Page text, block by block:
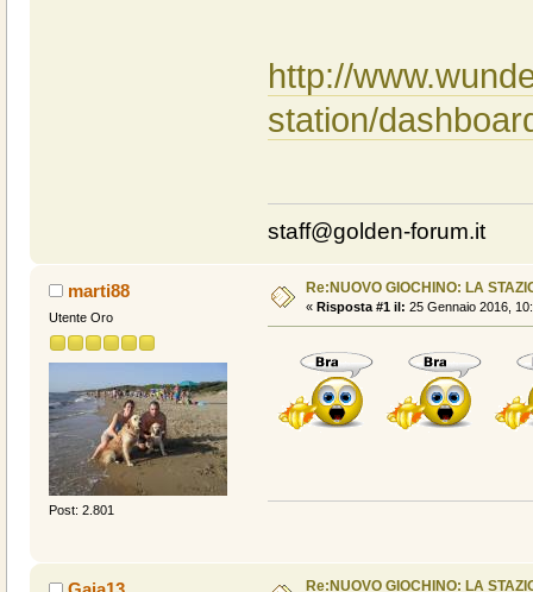
http://
station/
staff@golden-forum.it
marti88
Utente Oro
Post: 2.801
Re:NUOVO GIOCHINO: LA
« Risposta #1 il: 25 Gennaio 2016,
Re:NUOVO GIOCHINO: LA